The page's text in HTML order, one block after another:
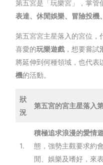
第五宮是「玩樂宮」，掌管
表達、休閒娛樂、冒險投機
第五宮宮主星落入的宮位，
喜愛的玩樂遊戲 ，想要嘗試
將延伸到何種領域，也代表
機的活動。
狀
況
第五宮的宮主星落入
1.
積極追求浪漫的愛情
態，強勢主觀要求約
閒、娛樂及嗜好，來